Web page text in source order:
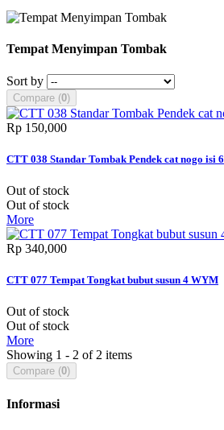
Tempat Menyimpan Tombak
Sort by
Compare (0)
Rp‎ 150,000
CTT 038 Standar Tombak Pendek cat nogo isi 6
Out of stock
Out of stock
More
Rp‎ 340,000
CTT 077 Tempat Tongkat bubut susun 4 WYM
Out of stock
Out of stock
More
Showing 1 - 2 of 2 items
Compare (0)
Informasi